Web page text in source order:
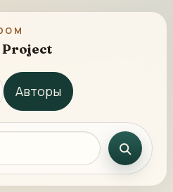
Авторы